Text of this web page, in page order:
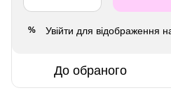
% Увійти для відображення
До обраного